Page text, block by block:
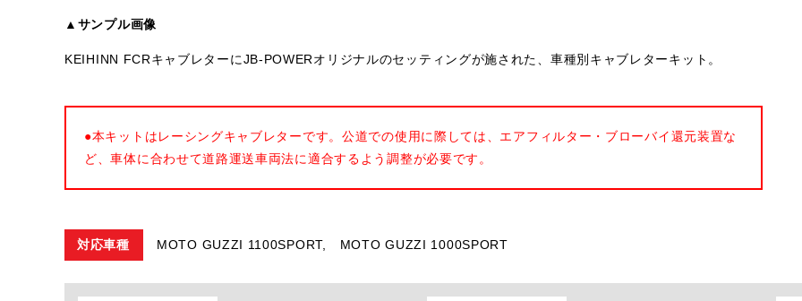
▲サンプル画像
KEIHINN FCRキャブレターにJB-POWERオリジナルのセッティングが施された、車種別キャブレターキット。
●本キットはレーシングキャブレターです。公道での使用に際しては、エアフィルター・ブローバイ還元装置な
ど、車体に合わせて道路運送車両法に適合するよう調整が必要です。
対応車種 MOTO GUZZI 1100SPORT, MOTO GUZZI 1000SPORT